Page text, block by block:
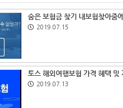
숨은 보험금 찾기 내보험찾아줌
2019.07.15
토스 해외여행보험 가격 혜택 및
2019.07.13